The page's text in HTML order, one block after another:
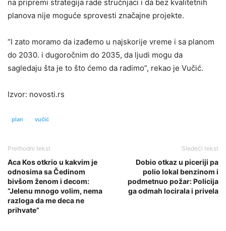
na pripremi strategija rade stručnjaci i da bez kvalitetnih
planova nije moguće sprovesti značajne projekte.
“I zato moramo da izađemo u najskorije vreme i sa planom
do 2030. i dugoročnim do 2035, da ljudi mogu da
sagledaju šta je to što ćemo da radimo”, rekao je Vučić.
Izvor: novosti.rs
plan vučić
Prethodni tekst
Aca Kos otkrio u kakvim je
odnosima sa Čedinom
bivšom ženom i decom:
“Jelenu mnogo volim, nema
razloga da me deca ne
prihvate”
Sledeći tekst
Dobio otkaz u piceriji pa
polio lokal benzinom i
podmetnuo požar: Policija
ga odmah locirala i privela